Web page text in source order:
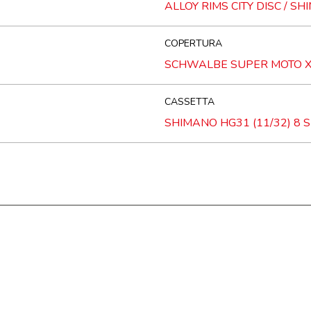
ALLOY RIMS CITY DISC /
COPERTURA
SCHWALBE SUPER MOTO
CASSETTA
SHIMANO HG31 (11/32) 8